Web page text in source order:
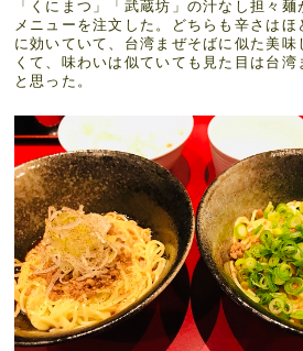
「くにまつ」「武蔵坊」の汁なし担々麺
メニューを注文した。どちらも辛さはほ
に効いていて、台湾まぜそばに似た美味
くて、味わいは似ていても見た目は台湾
と思った。